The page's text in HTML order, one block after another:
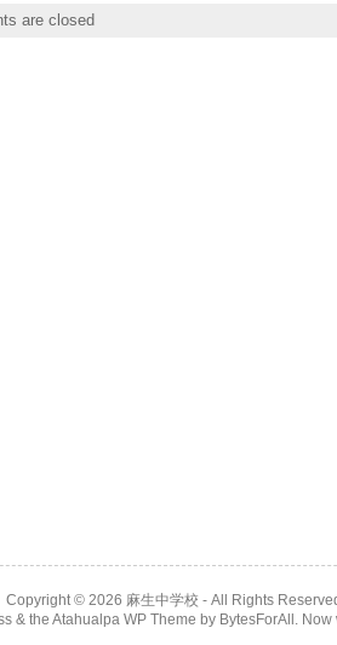
are closed
Copyright © 2026 麻生中学校 - All Rights
& the Atahualpa WP Theme by BytesForAll . Now